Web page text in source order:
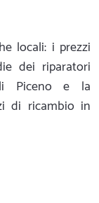
locali: i prezzi
dei riparatori
Piceno e la
di ricambio in